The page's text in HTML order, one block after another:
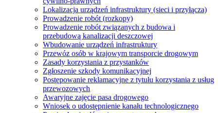
Lokalizacja urządzeń infrastruktury (sieci i przyłącza)
Prowadzenie robót (rozkopy)
Prowadzenie robót związanych z budowa i
przebudową kanalizacji deszczowej
Wbudowanie urządzeń infrastruktury
Przewóz osób w krajowym transporcie drogowym
Zasady korzystania z przystanków
Zgłoszenie szkody komunikacyjnej
Postępowanie reklamacyjne z tytułu korzystania z usług
przewozowych
Awaryjne zajęcie pasa drogowego
Wniosek o udostępnienie kanału technologicznego